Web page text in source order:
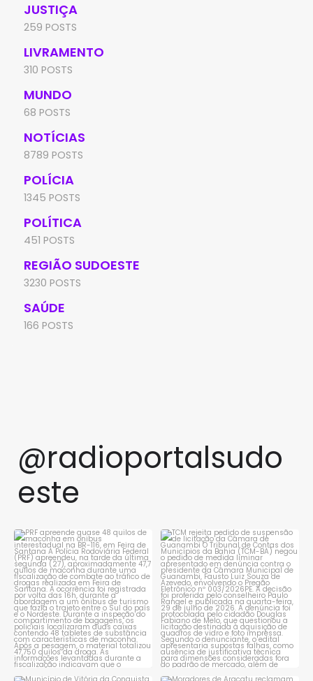
JUSTIÇA
259 POSTS
LIVRAMENTO
310 POSTS
MUNDO
68 POSTS
NOTÍCIAS
8789 POSTS
POLÍCIA
1345 POSTS
POLÍTICA
451 POSTS
REGIÃO SUDOESTE
3230 POSTS
SAÚDE
166 POSTS
@radioportalsudo
este
PRF apreende quase 48 quilos
de maconha em ônibus...
1 0
TCM rejeita pedido de
suspensão de licitação da...
1 0